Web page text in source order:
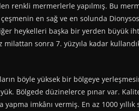
renkli mermerlerle yapılmış. Bu
en sağ ve en solunda
heykelleri başka bir yerden büyük
milattan sonra 7. yüzyıla kadar
böyle yüksek bir bölgeye
Bölgede düzinelerce pınar var.
yapma imkânı vermiş. En az 1000